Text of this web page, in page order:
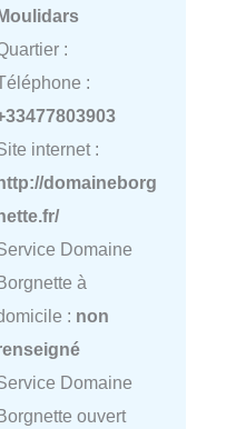
Moulidars
:
:
internet :
http://domaineborg
Domaine
Borgnette à
: non
Domaine
Borgnette ouvert